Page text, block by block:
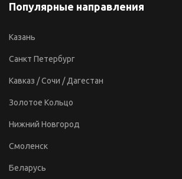
Популярные направления
Казань
Санкт Петербург
Кавказ / Сочи / Дагестан
Золотое Кольцо
Нижний Новгород
Смоленск
Беларусь